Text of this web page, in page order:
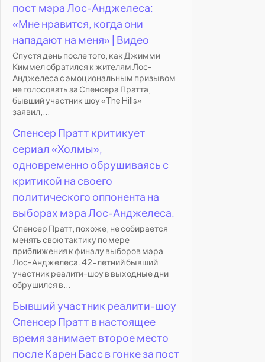
пост мэра Лос-Анджелеса:
«Мне нравится, когда они
нападают на меня» | Видео
Спустя день после того, как Джимми
Киммел обратился к жителям Лос-
Анджелеса с эмоциональным призывом
не голосовать за Спенсера Пратта,
бывший участник шоу «The Hills»
заявил,...
Спенсер Пратт критикует
сериал «Холмы»,
одновременно обрушиваясь с
критикой на своего
политического оппонента на
выборах мэра Лос-Анджелеса.
Спенсер Пратт, похоже, не собирается
менять свою тактику по мере
приближения к финалу выборов мэра
Лос-Анджелеса. 42-летний бывший
участник реалити-шоу в выходные дни
обрушился в...
Бывший участник реалити-шоу
Спенсер Пратт в настоящее
время занимает второе место
после Карен Басс в гонке за пост